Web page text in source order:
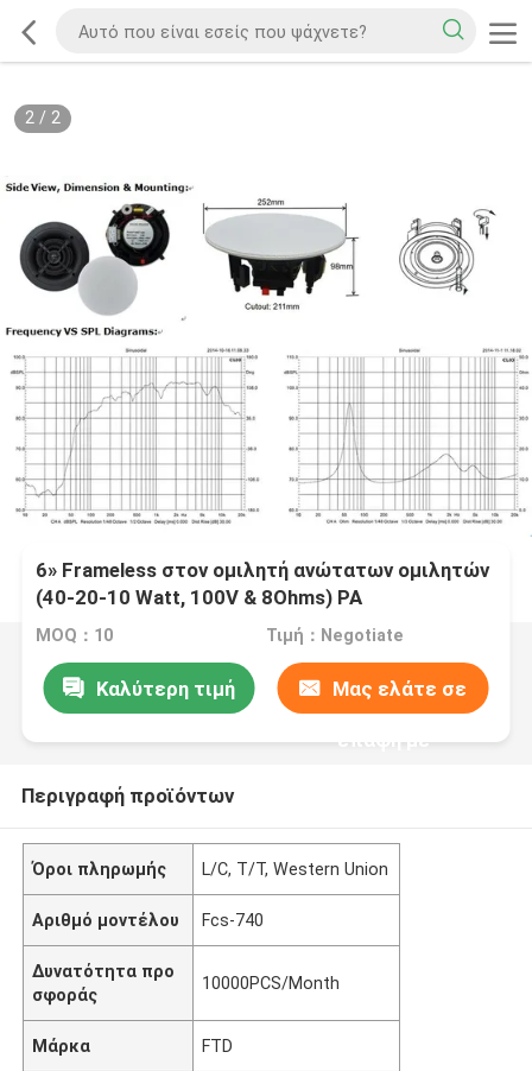
2/ 2
6» Frameless στον ομιλητή ανώτατων ομιλητών
(40-20-10 Watt, 100V & 8Ohms) PA
MOQ：10 Τιμή：Negotiate
Καλύτερη τιμή Μας ελάτε σε
επαφή με
Περιγραφή προϊόντων
Όροι πληρωμής L/C, T/T, Western Union
Αριθμό μοντέλου Fcs-740
Δυνατότητα προ
σφοράς
10000PCS/Month
Μάρκα FTD